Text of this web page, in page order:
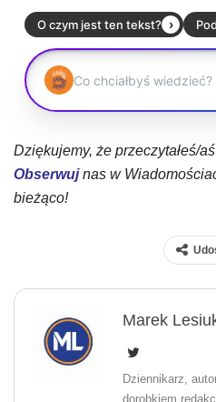
Dziękujemy, że przeczytałeś/
Obserwujnas w
bieżąco!
Marek
Dziennikarz,
dorobkiem